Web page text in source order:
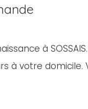
à
à votre